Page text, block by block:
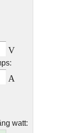
V
A
watt: